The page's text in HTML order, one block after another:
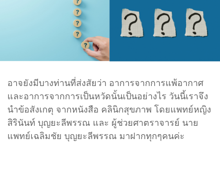
อาจยังมีบางท่านที่ส่งสัยว่า อาการจากการแพ้อากาศ
และอาการจากการเป็นหวัดนั้นเป็นอย่างไร วันนี้เราจึง
นำข้อสังเกตุ จากหนังสือ คลินิกสุขภาพ โดยแพทย์หญิง
สิรินันท์ บุญยะลีพรรณ และ ผู้ช่วยศาตราจารย์ นาย
แพทย์เฉลิมชัย บุญยะลีพรรณ มาฝากทุกๆคนค่ะ